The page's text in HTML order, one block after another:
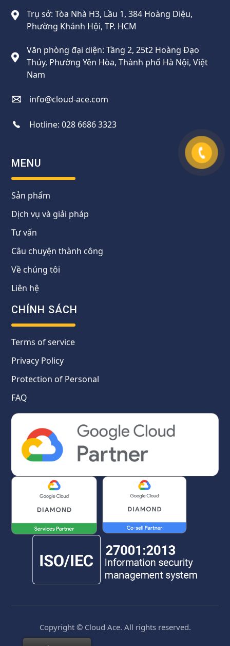
Trụ sở: Tòa Nhà H3, Lầu 1, 384 Hoàng Diệu,
Phường Khánh Hội, TP. HCM
Văn phòng đại diện: Tầng 2, 25t2 Hoàng Đạo
Thúy, Phường Yên Hòa, Thành phố Hà Nội, Việt
Nam
info@cloud-ace.com
Hotline:028 6686 3323
MENU
Sản phẩm
Dịch vụ và giải pháp
Tư vấn
Câu chuyện thành công
Về chúng tôi
Liên hệ
CHÍNH SÁCH
Terms of service
Privacy Policy
Protection of Personal
FAQ
Copyright © Cloud Ace. All rights reserved.